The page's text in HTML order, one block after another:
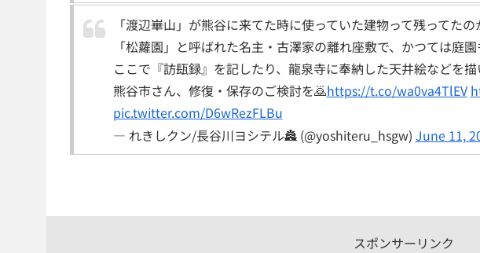
「渡辺崋山」が熊谷に来てた時に使っていた建物って残ってたの
「松蘿園」と呼ばれた名主・古澤家の離れ座敷で、かつては庭
ここで『訪瓺録』を記したり、龍泉寺に奉納した天井絵などを
熊谷市さん、修復・保存のご検討を🙇https://t.co/wa0va4TlEV
pic.twitter.com/D6wRezFLBu
— れきしクン/長谷川ヨシテル🏯 (@yoshiteru_hsgw) June 11,
スポンサーリンク